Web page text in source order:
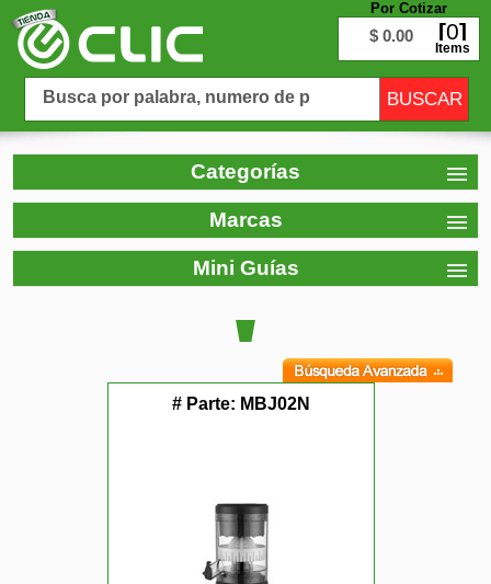
Por Cotizar
$ 0.00 0
Items
Categorías
Marcas
Mini Guías
# Parte: MBJ02N